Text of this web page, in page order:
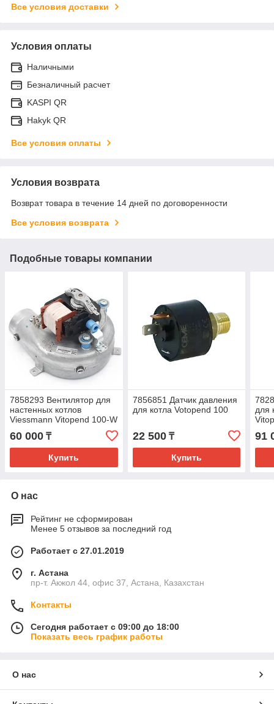
Все условия доставки
Условия оплаты
Наличными
Безналичный расчет
KASPI QR
Hakyk QR
Все условия оплаты
Условия возврата
Возврат товара в течение 14 дней по договоренности
Все условия возврата
Подобные товары компании
7858293 Вентилятор для
настенных котлов
Viessmann Vitopend 100-W
A1JB/A1HB 12-24
60 000 ₸
Купить
7856851 Датчик давления
для котла Votopend 100
22 500₸
Купить
для
91
О нас
Рейтинг не сформирован
Менее 5 отзывов за последний год
Работает с 27.01.2019
г. Астана
пр-т. Акжол 44, офис 37, Астана, Казахстан
Контакты
Сегодня работает с 09:00 до 18:00
Показать весь график работы
О нас